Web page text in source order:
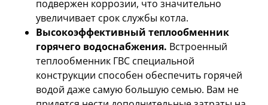
подвержен коррозии, что значительно
увеличивает срок службы котла.
Высокоэффективный теплообменник
горячего водоснабжения. Встроенный
теплообменник ГВС специальной
конструкции способен обеспечить горячей
водой даже самую большую семью. Вам не